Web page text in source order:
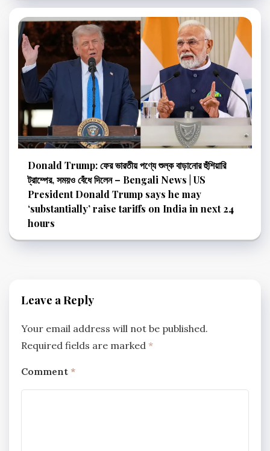
Donald Trump: ফের ভারতীয় পণ্যে শুল্ক বাড়ানোর হুঁশিয়ারি
ট্রাম্পের, সময়ও বেঁধে দিলেন – Bengali News | US
President Donald Trump says he may
‘substantially’ raise tariffs on India in next 24
hours
Leave a Reply
Your email address will not be published.
Required fields are marked *
Comment *